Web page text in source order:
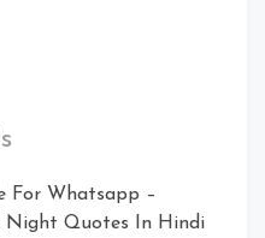
For Whatsapp –
Night Quotes In Hindi